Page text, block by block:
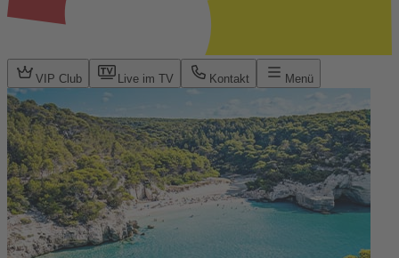
VIP Club Live im TV Kontakt Menü